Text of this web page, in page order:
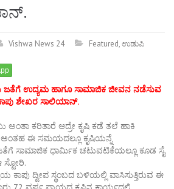
Vishwa News 24 Featured,ಉಡುಪಿ
ಜತೆಗೆ ಉದ್ಯಮ ಹಾಗೂ ಸಾಮಾಜಿಕ ಜೀವನ ನಡೆಸುವ
ಶೇಖರ ಸಾಲಿಯಾನ್.
ಅಂತಾ ಕರಿತಾರೆ ಆದ್ರೇ ಕೃಷಿ ಕಡೆ ತಲೆ ಹಾಕಿ
ಈ ಸಮಯದಲ್ಲೂ ಕೃಷಿಯನ್ನೆ
ಸಾಮಾಜಿಕ ಧಾರ್ಮಿಕ ಚಟುವಟಿಕೆಯಲ್ಲೂ ಕೂಡ ಸೈ
ಕಾಪು ದ್ವೀಪ ಸ್ಥಂಬದ ಬಳಿಯಲ್ಲಿ ವಾಸಿಸುತ್ತಿರುವ ಈ